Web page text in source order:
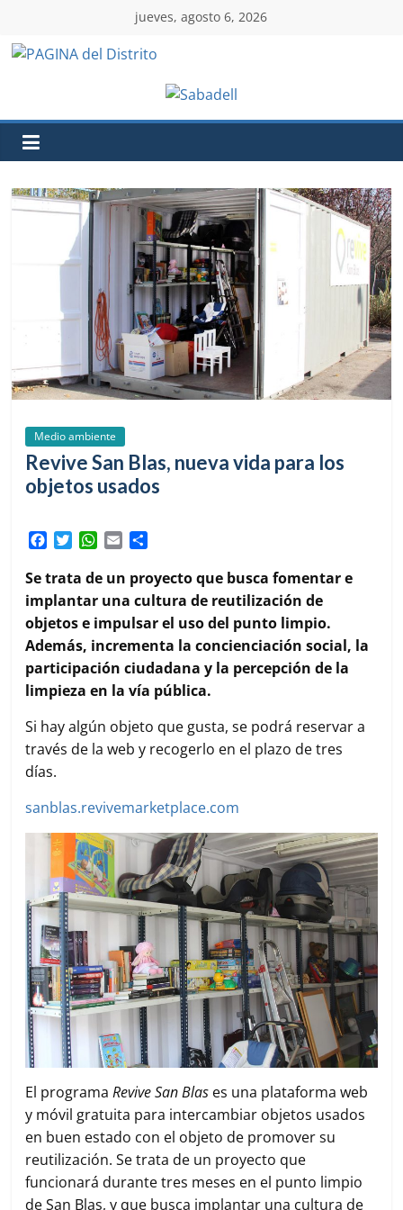
jueves, agosto 6, 2026
Medio ambiente
Revive San Blas, nueva vida para los
objetos usados
c
e
b
o
o
k
i
t
t
e
r
W
a
t
s
A
p
p
a
i
l
m
p
a
r
t
i
r
Se trata de un proyecto que busca fomentar e
implantar una cultura de reutilización de
objetos e impulsar el uso del punto limpio.
Además, incrementa la concienciación social, la
participación ciudadana y la percepción de la
limpieza en la vía pública.
Si hay algún objeto que gusta, se podrá reservar a
través de la web y recogerlo en el plazo de tres
días.
sanblas.revivemarketplace.com
El programaRevive San Blas es una plataforma web
y móvil gratuita para intercambiar objetos usados
en buen estado con el objeto de promover su
reutilización. Se trata de un proyecto que
funcionará durante tres meses en el punto limpio
de San Blas, y que busca implantar una cultura de